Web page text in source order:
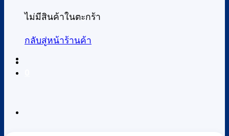
ไม่มีสินค้าในตะกร้า
กลับสู่หน้าร้านค้า